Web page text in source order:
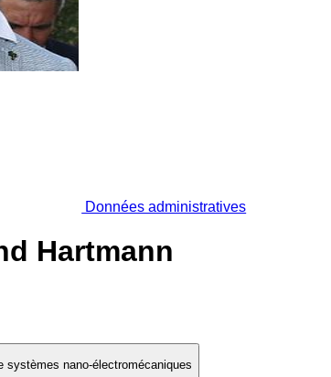
Données administratives
Hartmann
systèmes nano-électromécaniques